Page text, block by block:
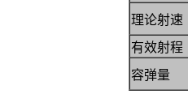
理论射速
有效射程
容弹量